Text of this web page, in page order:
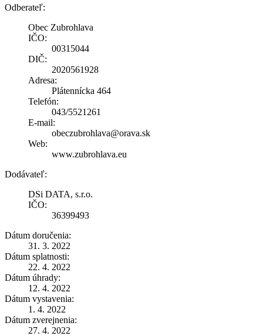
Odberateľ:
Obec Zubrohlava
IČO:
00315044
DIČ:
2020561928
Adresa:
Plátennícka 464
Telefón:
043/5521261
E-mail:
obeczubrohlava@orava.sk
Web:
www.zubrohlava.eu
Dodávateľ:
DSi DATA, s.r.o.
IČO:
36399493
Dátum doručenia:
31. 3. 2022
Dátum splatnosti:
22. 4. 2022
Dátum úhrady:
12. 4. 2022
Dátum vystavenia:
1. 4. 2022
Dátum zverejnenia:
27. 4. 2022